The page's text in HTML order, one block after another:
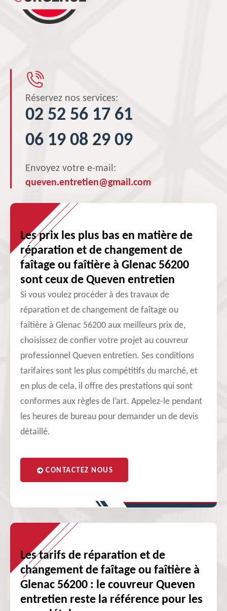
Réservez nos services:
02 52 56 17 61
06 19 08 29 09
Envoyez votre e-mail:
queven.entretien@gmail.com
Les prix les plus bas en matière de
réparation et de changement de
faîtage ou faîtière à Glenac 56200
sont ceux de Queven entretien
Si vous voulez procéder à des travaux de
réparation et de changement de faîtage ou
faîtière à Glenac 56200 aux meilleurs prix de,
choisissez de confier votre projet au couvreur
professionnel Queven entretien. Ses conditions
tarifaires sont les plus compétitifs du marché, et
en plus de cela, il offre des prestations qui sont
conformes aux règles de l’art. Appelez-le pendant
les heures de bureau pour demander un de devis
détaillé.
CONTACTEZ NOUS
Les tarifs de réparation et de
changement de faîtage ou faîtière à
Glenac 56200 : le couvreur Queven
entretien reste la référence pour les